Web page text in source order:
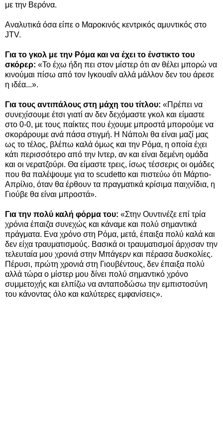
με την Βερόνα.
Αναλυτικά όσα είπε ο Μαροκινός κεντρικός αμυντικός στο
JTV.
Για το γκολ με την Ρόμα και να έχει το ένστικτο του
σκόρερ: «Το έχω ήδη πει στον μίστερ ότι αν θέλει μπορώ να
κινούμαι πίσω από τον Ιγκουαΐν αλλά μάλλον δεν του άρεσε
η ιδέα...».
Για τους αντιπάλους στη μάχη του τίτλου: «Πρέπει να
συνεχίσουμε έτσι γιατί αν δεν δεχόμαστε γκολ και είμαστε
στο 0-0, με τους παίκτες που έχουμε μπροστά μπορούμε να
σκοράρουμε ανά πάσα στιγμή. Η Νάπολι θα είναι μαζί μας
ως το τέλος, βλέπω καλά όμως και την Ρόμα, η οποία έχει
κάτι περισσότερο από την Ιντερ, αν και είναι δεμένη ομάδα
και οι νερατζούρι. Θα είμαστε τρεις, ίσως τέσσερις οι ομάδες
που θα παλέψουμε για το scudetto και πιστεύω ότι Μάρτιο-
Απρίλιο, όταν θα έρθουν τα πραγματικά κρίσιμα παιχνίδια, η
Γιούβε θα είναι μπροστά».
Για την πολύ καλή φόρμα του: «Στην Ουντινέζε επί τρία
χρόνια έπαιζα συνεχώς και κάναμε και πολύ σημαντικά
πράγματα. Ενα χρόνο στη Ρόμα, μετά, έπαιξα πολύ καλά και
δεν είχα τραυματισμούς. Βασικά οι τραυματισμοί άρχισαν την
τελευταία μου χρονιά στην Μπάγερν και πέρασα δυσκολίες.
Πέρυσι, πρώτη χρονιά στη Γιουβέντους, δεν έπαιξα πολύ
αλλά τώρα ο μίστερ μου δίνει πολύ σημαντικό χρόνο
συμμετοχής και ελπίζω να ανταποδώσω την εμπιστοσύνη
του κάνοντας όλο και καλύτερες εμφανίσεις».